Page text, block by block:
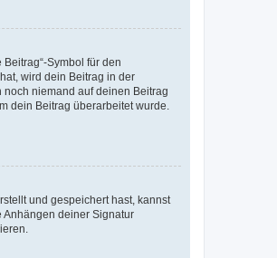
Symbol für den
wird dein Beitrag in der
niemand auf deinen Beitrag
dein Beitrag überarbeitet wurde.
und gespeichert hast, kannst
Anhängen deiner Signatur